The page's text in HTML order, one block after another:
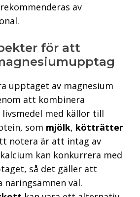
av
för att
upptaget av magnesium
att kombinera
med källor till
som mjölk, kötträtter
notera är att intag av
kan konkurrera med
så det gäller att
näringsämnen väl.